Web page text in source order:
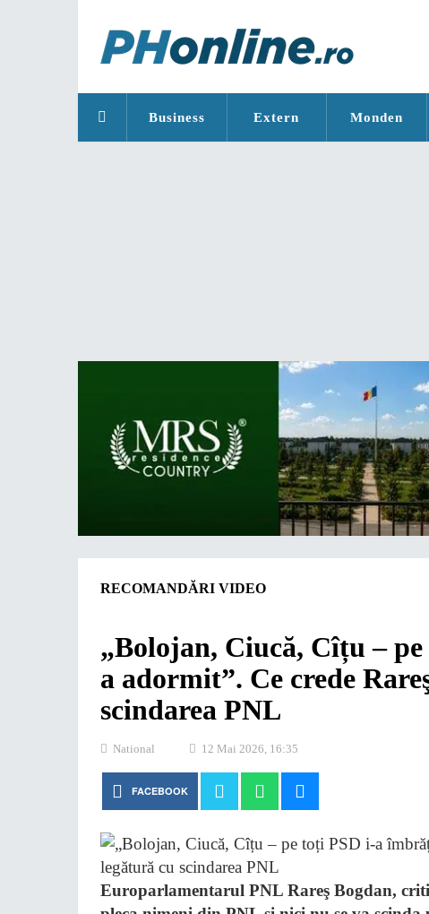
Business Extern Monden
RECOMANDĂRI VIDEO
„Bolojan, Ciucă, Cîțu –
a adormit”. Ce crede
scindarea PNL
National 12 Mai 2026, 16:35
FACEBOOK
Europarlamentarul PNL Rareş Bogdan,